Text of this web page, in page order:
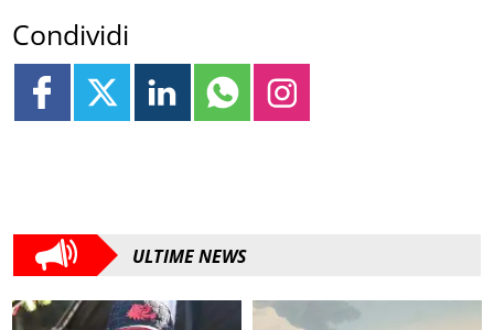
Condividi
ULTIME NEWS